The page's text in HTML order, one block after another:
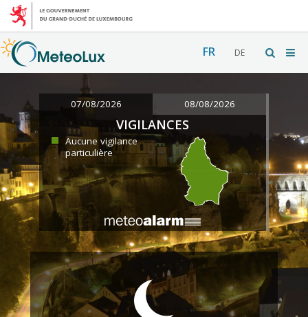
FR DE
07/08/2026 08/08/2026
VIGILANCES
Aucune vigilance
particulière